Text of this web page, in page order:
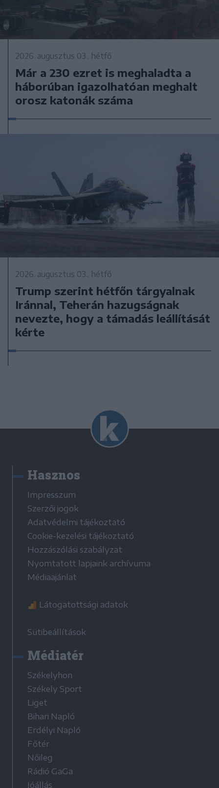
2026. augusztus 03., hétfő
Már a 230 ezret is meghaladta a
háborúban igazolhatóan meghalt
orosz katonák száma
2026. augusztus 03., hétfő
Trump szerint hétfőn tárgyalnak
Iránnal, Teherán hazugságnak
nevezte, hogy a támadás leállítását
kérte
Hasznos
Impresszum
Szerzői jogok
Adatvédelmi tájékoztató
Cookie-kezelési tájékoztató
Hozzászólási szabályzat
Nyomtatott lapjaink archívuma
Médiaajánlat
Látogatottsági adatok
Sütibeállítások
Médiatér
Székelyhon
Székely Sport
Liget
Bihari Napló
Erdélyi Napló
Főtér
Nőileg
Rádió GaGa
Jóállás